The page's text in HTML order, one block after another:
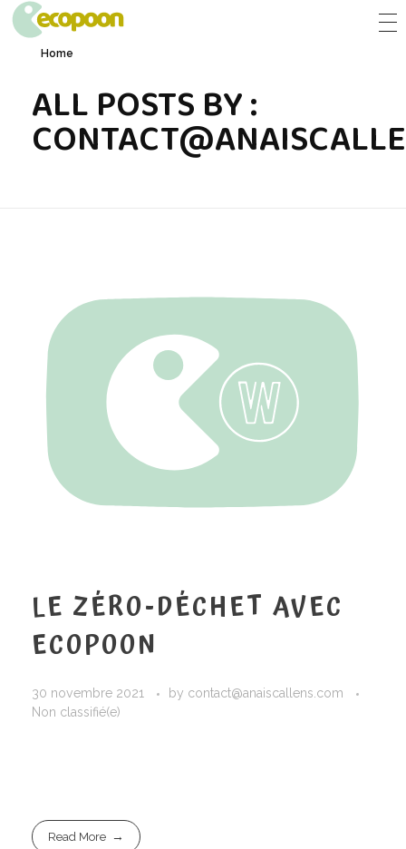
Home
ALL POSTS BY :
LE ZÉRO-DÉCHET AVEC
ECOPOON
30 novembre 2021 by contact@anaiscallens.com
Non classifié(e)
Read More